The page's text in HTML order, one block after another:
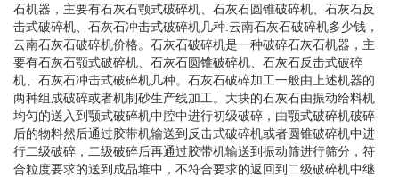
石机器，主要有石灰石颚式破碎机、石灰石圆锥破碎机、石灰石反
击式破碎机、石灰石冲击式破碎机几种.云南石灰石破碎机多少钱，
云南石灰石破碎机价格。石灰石破碎机是一种破碎石灰石机器，主
要有石灰石颚式破碎机、石灰石圆锥破碎机、石灰石反击式破碎
机、石灰石冲击式破碎机几种。石灰石破碎加工一般由上述机器的
两种组成破碎或者机制砂生产线加工。大块的石灰石由振动给料机
均匀的送入到颚式破碎机中腔中进行初级破碎，由颚式破碎机破碎
后的物料然后通过胶带机输送到反击式破碎机或者圆锥破碎机中进
行二级破碎，二级破碎后再通过胶带机输送到振动筛进行筛分，符
合粒度要求的送到成品堆中，不符合要求的返回到二级破碎机中继